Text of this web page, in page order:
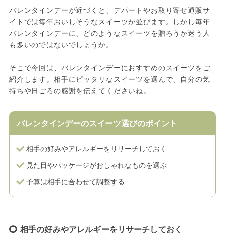
バレンタインデーが近づくと、デパートやお取り寄せ通販サ
イトでは毎年おいしそうなスイーツが並びます。しかし毎年
バレンタインデーに、どのようなスイーツを贈ろうか迷う人
も多いのではないでしょうか。
そこで今回は、バレンタインデーにおすすめのスイーツをご
紹介します。相手にピッタリなスイーツを選んで、自分の気
持ちや日ごろの感謝を伝えてくださいね。
バレンタインデーのスイーツ選びのポイント
相手の好みやアレルギーをリサーチしておく
見た目やパッケージがおしゃれなものを選ぶ
予算は相手に合わせて調整する
相手の好みやアレルギーをリサーチしておく